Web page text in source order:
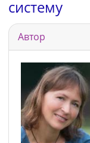
систему
Автор